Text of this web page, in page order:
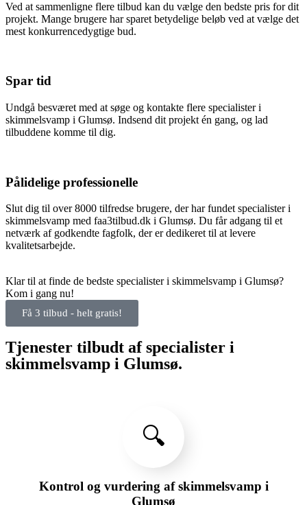
Ved at sammenligne flere tilbud kan du vælge den bedste pris for dit
projekt. Mange brugere har sparet betydelige beløb ved at vælge det
mest konkurrencedygtige bud.
Spar tid
Undgå besværet med at søge og kontakte flere specialister i
skimmelsvamp i Glumsø. Indsend dit projekt én gang, og lad
tilbuddene komme til dig.
Pålidelige professionelle
Slut dig til over 8000 tilfredse brugere, der har fundet specialister i
skimmelsvamp med faa3tilbud.dk i Glumsø. Du får adgang til et
netværk af godkendte fagfolk, der er dedikeret til at levere
kvalitetsarbejde.
Klar til at finde de bedste specialister i skimmelsvamp i Glumsø?
Kom i gang nu!
Få 3 tilbud - helt gratis!
Tjenester tilbudt af specialister i
skimmelsvamp i Glumsø.
🔍
Kontrol og vurdering af skimmelsvamp i
Glumsø